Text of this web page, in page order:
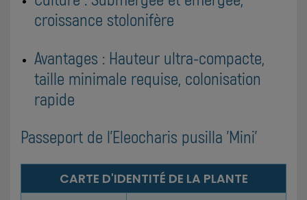
croissance stolonifère
Avantages : Hauteur ultra-compacte,
taille minimale requise, colonisation
rapide
Passeport de l'Eleocharis pusilla 'Mini'
CARTE D'IDENTITÉ DE LA PLANTE